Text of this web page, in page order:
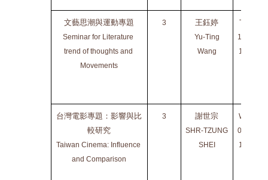
文藝思潮與運動專題
Seminar for Literature
trend of thoughts and
Movements
3 王鈺婷
Yu-Ting
Wang
THU
1010-
1300
台灣電影專題：影響與比
較研究
Taiwan Cinema: Influence
and Comparison
3 謝世宗
SHR-TZUNG
SHEI
WED
0900-
1200